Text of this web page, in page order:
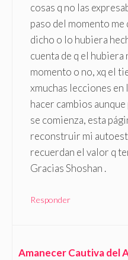
cosas q no las
paso del momento
dicho o lo hubiera
cuenta de q el hubiera
momento o no, xq el
xmuchas lecciones en
hacer cambios
se comienza, esta
reconstruir mi
recuerdan el valor q
Gracias Shoshan .
Responder
Amanecer Cautiva del